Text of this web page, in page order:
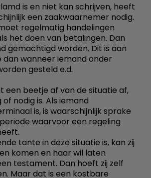
is en niet kan schrijven, heeft
een zaakwaarnemer nodig.
regelmatig handelingen
het doen van betalingen. Dan
gemachtigd worden. Dit is aan
dan wanneer iemand onder
gesteld e.d.
een beetje af van de situatie af,
nodig is. Als iemand
is, is waarschijnlijk sprake
waarvoor een regeling
tante in deze situatie is, kan zij
komen en haar wil laten
testament. Dan hoeft zij zelf
Maar dat is een kostbare